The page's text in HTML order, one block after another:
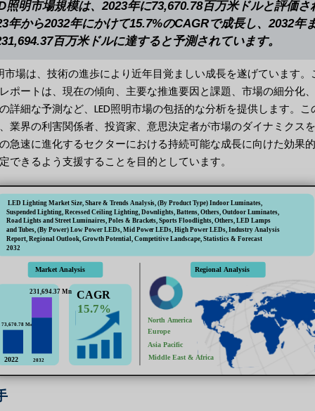
照明市場規模は、2023年に73,670.78百万米ドルと評価さ
年から2032年にかけて15.7%のCAGRで成長し、2032年
百万米ドルに達すると予測されています。
市場は、技術の進歩により近年目覚ましい成長を遂げています。
ポートは、現在の傾向、主要な推進要因と課題、市場の細分化
詳細な予測など、LED照明市場の包括的な分析を提供します。こ
業界の利害関係者、投資家、意思決定者が市場のダイナミクス
急速に進化するセクターにおける持続可能な成長に向けた効果
できるよう支援することを目的としています。